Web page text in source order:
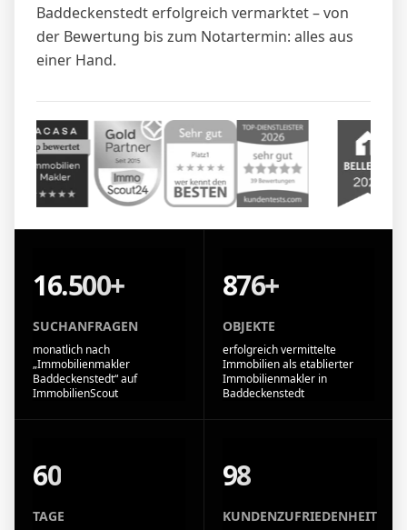
Baddeckenstedt erfolgreich vermarktet – von
der Bewertung bis zum Notartermin: alles aus
einer Hand.
16.500+
SUCHANFRAGEN
monatlich nach
„Immobilienmakler
Baddeckenstedt“ auf
ImmobilienScout
876+
OBJEKTE
erfolgreich vermittelte
Immobilien als etablierter
Immobilienmakler in
Baddeckenstedt
60
TAGE
98
KUNDENZUFRIEDENHEIT